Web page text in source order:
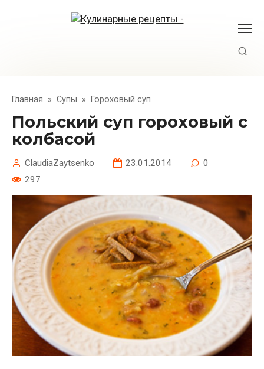
Главная » Супы » Гороховый суп
Польский суп гороховый с
колбасой
ClaudiaZaytsenko 23.01.2014
0
297